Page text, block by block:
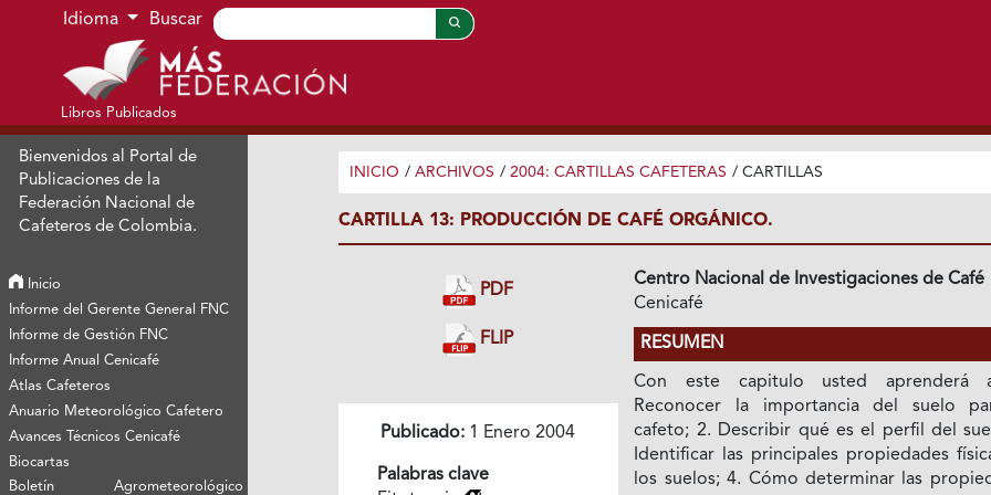
Ir al menú de navegación principal
Ir al contenido principal
Ir al pie de página del sitio
Idioma Buscar
Libros Publicados
Bienvenidos al Portal de
Publicaciones de la
Federación Nacional de
Cafeteros de Colombia.
Inicio
Informe del Gerente General FNC
Informe de Gestión FNC
Informe Anual Cenicafé
Atlas Cafeteros
Anuario Meteorológico Cafetero
Avances Técnicos Cenicafé
Biocartas
Boletín Agrometeorológico
INICIO / ARCHIVOS / 2004: CARTILLAS CAFETERAS / CARTILLAS
CARTILLA 13: PRODUCCIÓN DE CAFÉ ORGÁNICO.
PDF
FLIP
Publicado: 1 Enero 2004
Palabras clave
Centro Nacional de Investigaciones de Café
Cenicafé
RESUMEN
Con este capitulo usted aprenderá
Reconocer la importancia del suelo
cafeto; 2. Describir qué es el perfil del
Identificar las principales propiedades
los suelos; 4. Cómo determinar las